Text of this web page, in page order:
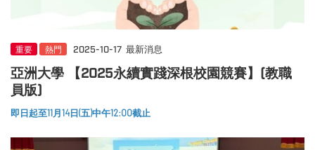
重要 熱門 2025-10-17 最新消息
亞洲大學 【2025永續實踐深根校園競賽】(教職
員版)
即日起至11月14日(五)中午12:00截止